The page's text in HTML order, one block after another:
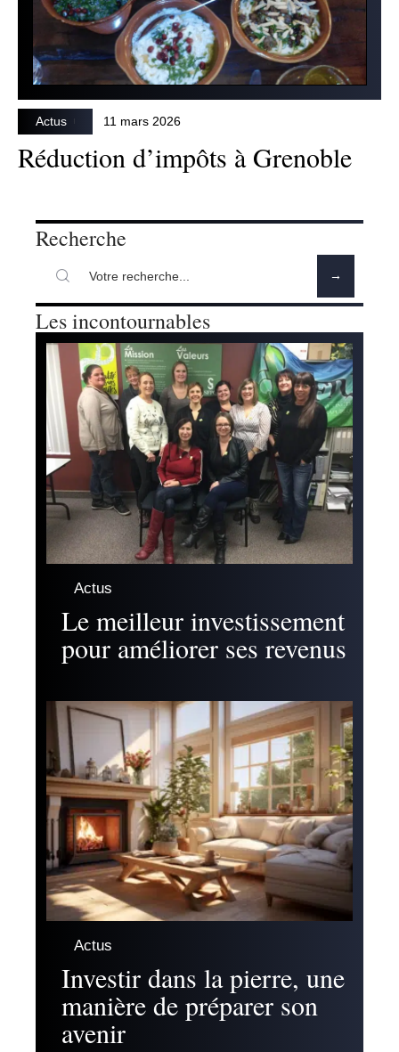
Actus 11 mars 2026
Réduction d’impôts à Grenoble
Recherche
Les incontournables
Actus
Le meilleur investissement
pour améliorer ses revenus
Actus
Investir dans la pierre, une
manière de préparer son
avenir